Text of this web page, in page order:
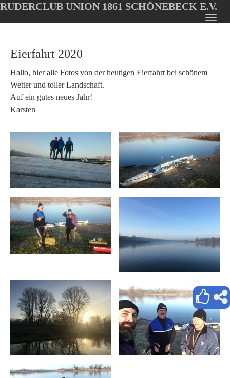
Oops, an error occurred! Code: 20260807031215ff8d0e24
main
RUDERCLUB UNION 1861 SCHÖNEBECK E.V.
Eierfahrt 2020
Hallo, hier alle Fotos von der heutigen Eierfahrt bei schönem
Wetter und toller Landschaft.
Auf ein gutes neues Jahr!
Karsten